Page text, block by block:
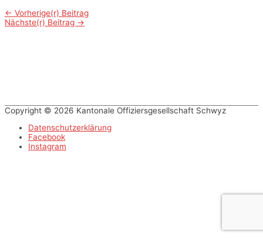
Beitrags-
← Vorherige(r) Beitrag
Nächste(r) Beitrag →
Copyright © 2026 Kantonale Offiziersgesellschaft Schwyz
Datenschutzerklärung
Facebook
Instagram